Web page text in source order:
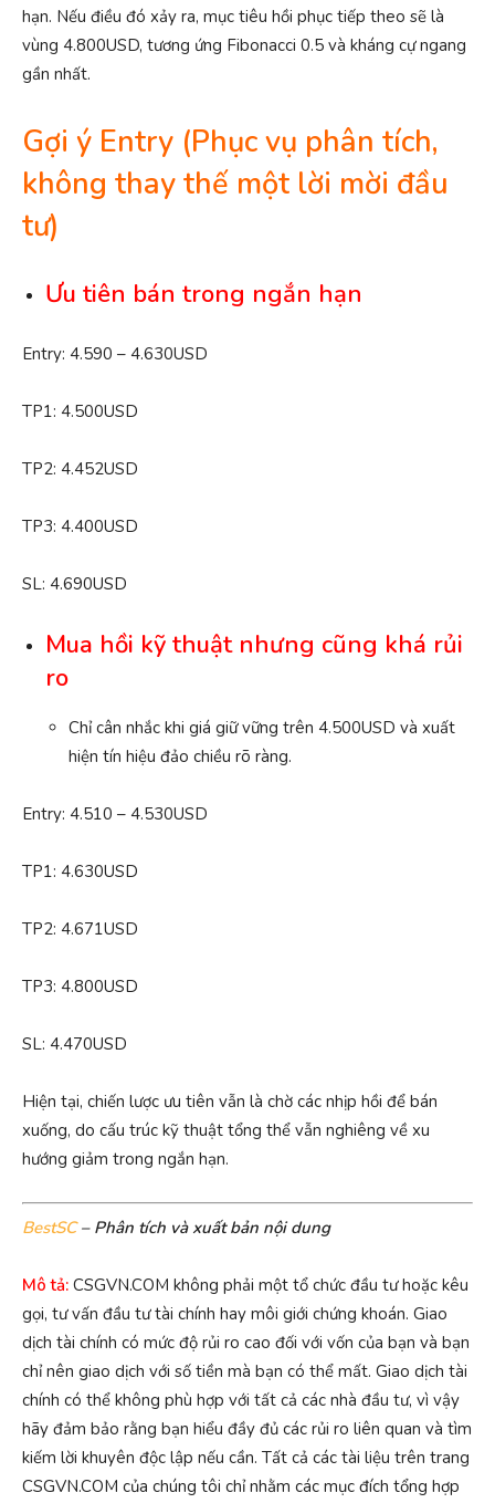
hạn. Nếu điều đó xảy ra, mục tiêu hồi phục tiếp theo sẽ là
vùng 4.800USD, tương ứng Fibonacci 0.5 và kháng cự ngang
gần nhất.
Gợi ý Entry (Phục vụ phân tích,
không thay thế một lời mời đầu
tư)
Ưu tiên bán trong ngắn hạn
Entry: 4.590 – 4.630USD
TP1: 4.500USD
TP2: 4.452USD
TP3: 4.400USD
SL: 4.690USD
Mua hồi kỹ thuật nhưng cũng khá rủi
ro
Chỉ cân nhắc khi giá giữ vững trên 4.500USD và xuất
hiện tín hiệu đảo chiều rõ ràng.
Entry: 4.510 – 4.530USD
TP1: 4.630USD
TP2: 4.671USD
TP3: 4.800USD
SL: 4.470USD
Hiện tại, chiến lược ưu tiên vẫn là chờ các nhịp hồi để bán
xuống, do cấu trúc kỹ thuật tổng thể vẫn nghiêng về xu
hướng giảm trong ngắn hạn.
BestSC– Phân tích và xuất bản nội dung
Mô tả: CSGVN.COM không phải một tổ chức đầu tư hoặc kêu
gọi, tư vấn đầu tư tài chính hay môi giới chứng khoán. Giao
dịch tài chính có mức độ rủi ro cao đối với vốn của bạn và bạn
chỉ nên giao dịch với số tiền mà bạn có thể mất. Giao dịch tài
chính có thể không phù hợp với tất cả các nhà đầu tư, vì vậy
hãy đảm bảo rằng bạn hiểu đầy đủ các rủi ro liên quan và tìm
kiếm lời khuyên độc lập nếu cần. Tất cả các tài liệu trên trang
CSGVN.COM của chúng tôi chỉ nhằm các mục đích tổng hợp